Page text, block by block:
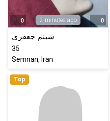
0 2 minutes ago 0
شبنم جعفری
35
Semnan, Iran
Top